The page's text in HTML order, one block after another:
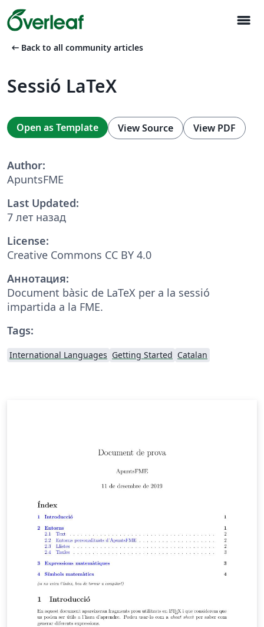
menu
arrow_left_alt Back to all community articles
Sessió LaTeX
Open as Template View Source View PDF
Author:
ApuntsFME
Last Updated:
7 лет назад
License:
Creative Commons CC BY 4.0
Аннотация:
Document bàsic de LaTeX per a la sessió
impartida a la FME.
Tags:
International Languages Getting Started Catalan